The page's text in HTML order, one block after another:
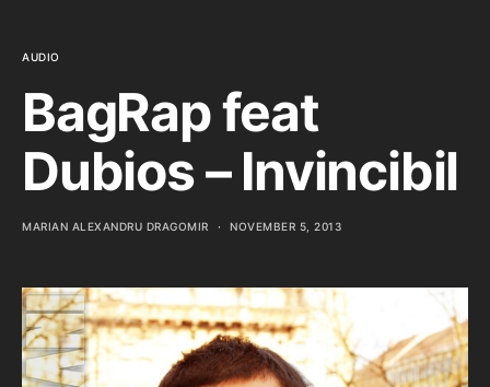
AUDIO
BagRap feat
Dubios – Invincibil
MARIAN ALEXANDRU DRAGOMIR NOVEMBER 5, 2013